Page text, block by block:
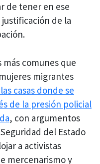
de tener en ese
de la
comunes que
migrantes
casas donde se
de la presión policial
, con argumentos
del Estado
a activistas
mercenarismo y